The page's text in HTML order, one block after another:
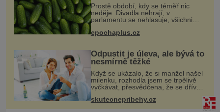
Prostě období, kdy se téměř nic
neděje. Divadla nehrají, v
parlamentu se nehlasuje, všichni
o čem mluvit a psát. A vymýšlejí si
epochaplus.cz
Odpustit je úleva, ale bývá to
nesmírně těžké
Když se ukázalo, že si manžel našel
milenku, rozhodla jsem se trpělivě
vyčkávat, přesvědčena, že se dříve
či později vrátí k rodině. Možná je to
jedna z nejtěžších věcí na světě. Ale
každý, kdo s tím
skutecnepribehy.cz